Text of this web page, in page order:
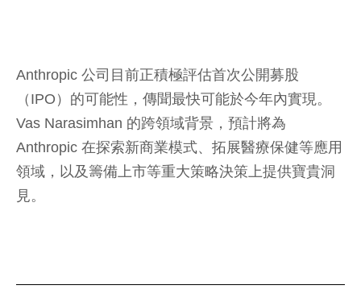
Anthropic 公司目前正積極評估首次公開募股
（IPO）的可能性，傳聞最快可能於今年內實現。
Vas Narasimhan 的跨領域背景，預計將為
Anthropic 在探索新商業模式、拓展醫療保健等應用
領域，以及籌備上市等重大策略決策上提供寶貴洞
見。